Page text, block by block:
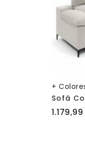
+
Sofá
Precio